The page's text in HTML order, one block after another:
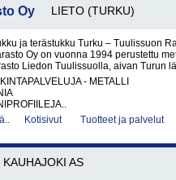
Oy LIETO (TURKU)
ja terästukku Turku – Tuulissuon
Oy on vuonna 1994 perustettu
Liedon Tuulissuolla, aivan Turun
- METALLI
Kotisivut Tuotteet ja palvelut
KAUHAJOKI AS